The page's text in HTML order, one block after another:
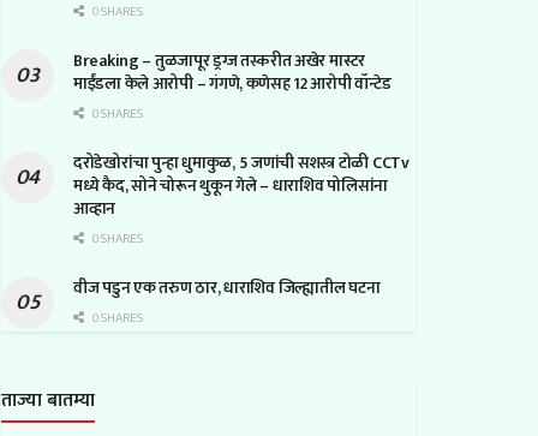
0 SHARES
Breaking – तुळजापूर ड्रग्ज तस्करीत अखेर मास्टर
माईंडला केले आरोपी – गंगणे, कणेसह 12 आरोपी वॉन्टेड
0 SHARES
दरोडेखोरांचा पुन्हा धुमाकुळ, 5 जणांची सशस्त्र टोळी CCTv
मध्ये कैद, सोने चोरून थुकून गेले – धाराशिव पोलिसांना
आव्हान
0 SHARES
वीज पडुन एक तरुण ठार, धाराशिव जिल्ह्यातील घटना
0 SHARES
ताज्या बातम्या